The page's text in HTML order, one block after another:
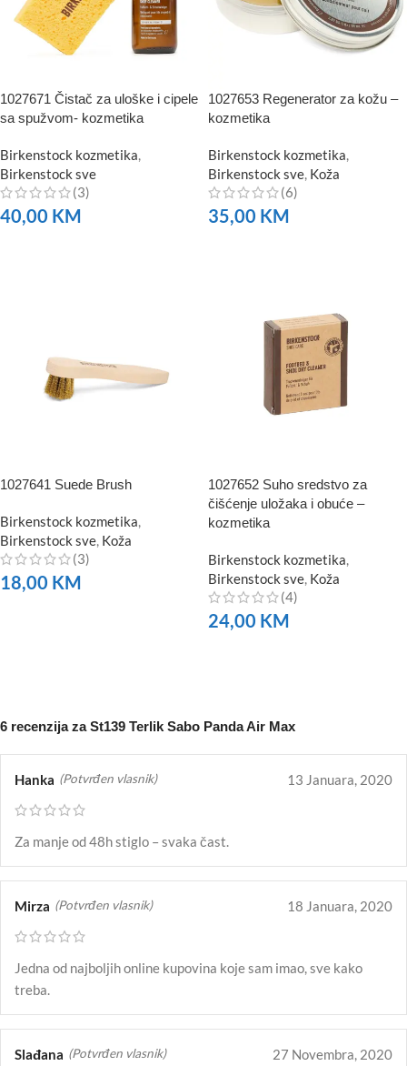
1027671 Čistač za uloške i cipele
sa spužvom- kozmetika
Birkenstock kozmetika,
Birkenstock sve
(3)
40,00 KM
1027653 Regenerator za kožu –
kozmetika
Birkenstock kozmetika,
Birkenstock sve, Koža
(6)
35,00 KM
1027641 Suede Brush
Birkenstock kozmetika,
Birkenstock sve, Koža
(3)
18,00 KM
1027652 Suho sredstvo za
čišćenje uložaka i obuće –
kozmetika
Birkenstock kozmetika,
Birkenstock sve, Koža
(4)
24,00 KM
6 recenzija zaSt139 Terlik Sabo Panda Air Max
Hanka (Potvrđen vlasnik) 13 Januara, 2020
Za manje od 48h stiglo – svaka čast.
Mirza (Potvrđen vlasnik) 18 Januara, 2020
Jedna od najboljih online kupovina koje sam imao, sve kako
treba.
Slađana (Potvrđen vlasnik) 27 Novembra, 2020